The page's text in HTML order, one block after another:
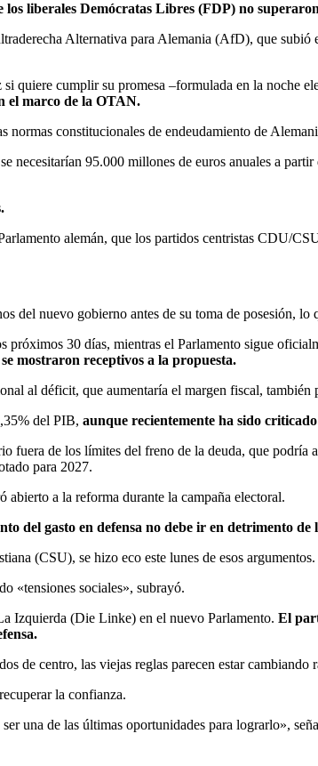
liberales Demócratas Libres (FDP) no
Alternativa para Alemania (AfD), que
quiere cumplir su promesa –formulada en la noche
el marco de la OTAN.
constitucionales de endeudamiento de
95.000 millones de euros anuales a
alemán, que los partidos centristas CDU/
del nuevo gobierno antes de su toma de posesión,
30 días, mientras el Parlamento sigue
mostraron receptivos a la propuesta.
al déficit, que aumentaría el margen fiscal, también
del PIB, aunque recientemente ha sido
fuera de los límites del freno de la deuda, que podría
para 2027.
a la reforma durante la campaña electoral.
del gasto en defensa no debe ir en detrimento
(CSU), se hizo eco este lunes de esos argumentos.
«tensiones sociales», subrayó.
Izquierda (Die Linke) en el nuevo Parlamento. El
de centro, las viejas reglas parecen estar cambiando
la confianza.
una de las últimas oportunidades para lograrlo»,